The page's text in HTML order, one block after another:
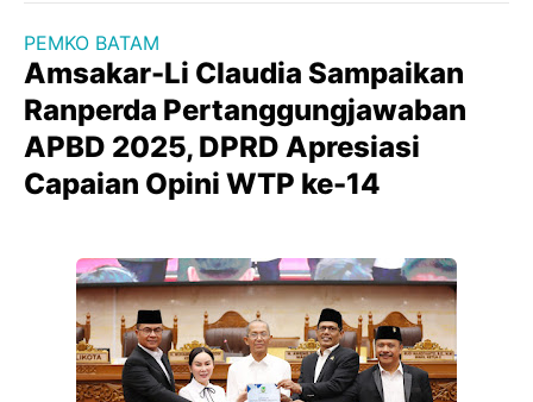
PEMKO BATAM
Amsakar-Li Claudia Sampaikan
Ranperda Pertanggungjawaban
APBD 2025, DPRD Apresiasi
Capaian Opini WTP ke-14